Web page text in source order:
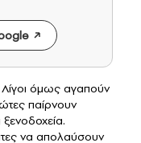
όμως αγαπούν
παίρνουν
ξενοδοχεία.
να απολαύσουν